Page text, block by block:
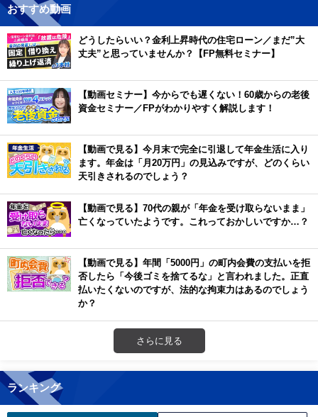
おすすめ動画
どうしたらいい？金利上昇時代の住宅ローン／まだ”大
丈夫”と思っていませんか？【FP無料セミナー】
【動画セミナー】今からでも遅くない！60歳からの老後
資金セミナー／FPがわかりやすく解説します！
【動画で見る】今月末で完全に引退して年金生活に入り
ます。年金は「月20万円」の見込みですが、どのくらい
天引きされるのでしょう？
【動画で見る】70代の親が「年金を受け取らないまま」
亡くなっていたようです。これっておかしいですか…？
【動画で見る】年間「5000円」の町内会費の支払いを拒
否したら「今後ゴミを捨てるな」と言われました。正直
払いたくないのですが、法的な拘束力はあるのでしょう
か？
さらに見る
ランキング